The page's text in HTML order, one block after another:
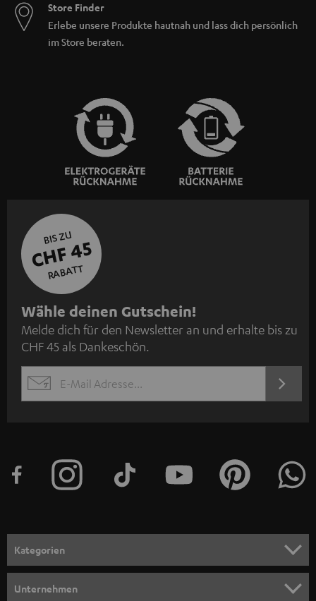
Store Finder
Erlebe unsere Produkte hautnah und lass dich persönlich
im Store beraten.
BIS ZU
CHF 45
RABATT
N
e
w
s
l
e
n
m
e
Wähle deinen Gutschein!
Melde dich für den Newsletter an und erhalte bis zu
CHF 45 als Dankeschön.
EMAIL
JETZT
Kategorien
Unternehmen